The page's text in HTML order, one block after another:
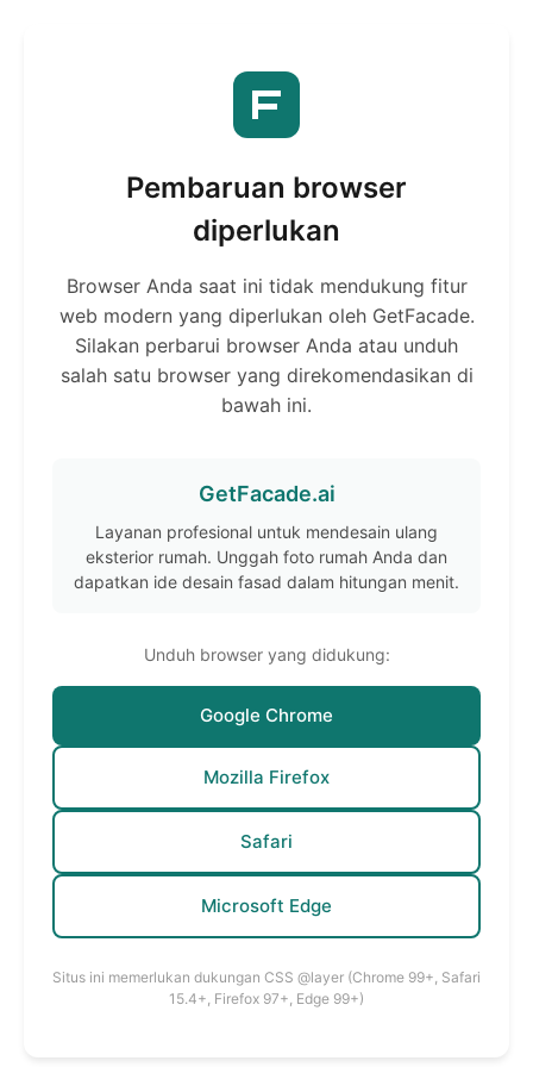
Pembaruan browser
diperlukan
Browser Anda saat ini tidak mendukung fitur
web modern yang diperlukan oleh GetFacade.
Silakan perbarui browser Anda atau unduh
salah satu browser yang direkomendasikan di
bawah ini.
GetFacade.ai
Layanan profesional untuk mendesain ulang
eksterior rumah. Unggah foto rumah Anda dan
dapatkan ide desain fasad dalam hitungan menit.
Unduh browser yang didukung:
Google Chrome
Mozilla Firefox
Safari
Microsoft Edge
Situs ini memerlukan dukungan CSS @layer (Chrome 99+, Safari
15.4+, Firefox 97+, Edge 99+)